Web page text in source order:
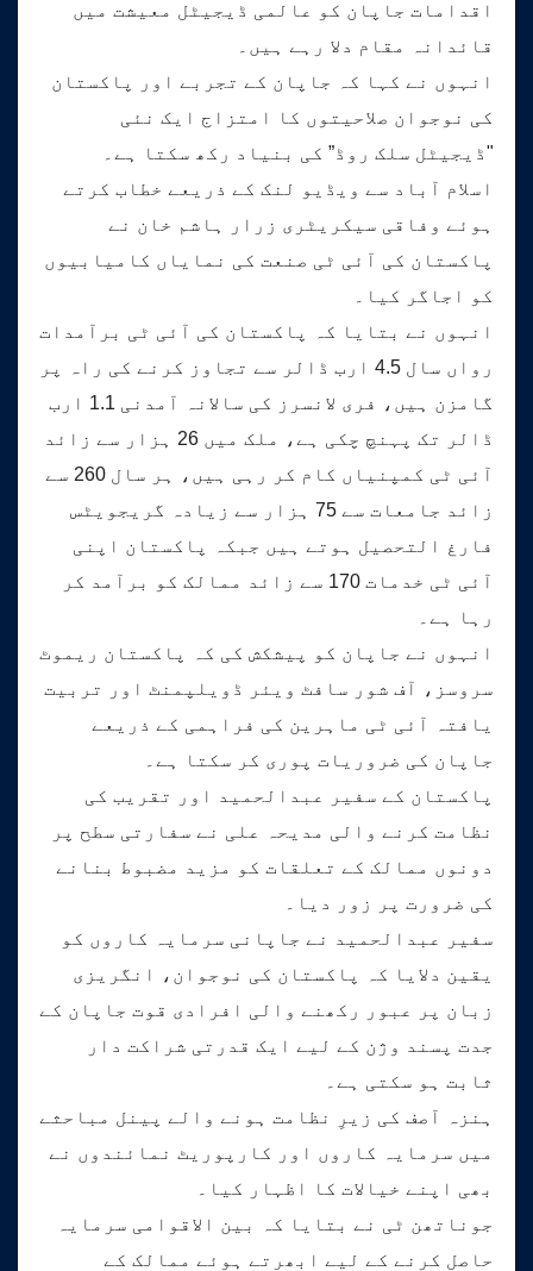
اقدامات جاپان کو عالمی ڈیجیٹل معیشت میں
قائدانہ مقام دلا رہے ہیں۔
انہوں نے کہا کہ جاپان کے تجربے اور پاکستان
کی نوجوان صلاحیتوں کا امتزاج ایک نئی
"ڈیجیٹل سلک روڈ” کی بنیاد رکھ سکتا ہے۔
اسلام آباد سے ویڈیو لنک کے ذریعے خطاب کرتے
ہوئے وفاقی سیکریٹری زرار ہاشم خان نے
پاکستان کی آئی ٹی صنعت کی نمایاں کامیابیوں
کو اجاگر کیا۔
انہوں نے بتایا کہ پاکستان کی آئی ٹی برآمدات
رواں سال 4.5 ارب ڈالر سے تجاوز کرنے کی راہ پر
گامزن ہیں، فری لانسرز کی سالانہ آمدنی 1.1 ارب
ڈالر تک پہنچ چکی ہے، ملک میں 26 ہزار سے زائد
آئی ٹی کمپنیاں کام کر رہی ہیں، ہر سال 260 سے
زائد جامعات سے 75 ہزار سے زیادہ گریجویٹس
فارغ التحصیل ہوتے ہیں جبکہ پاکستان اپنی
آئی ٹی خدمات 170 سے زائد ممالک کو برآمد کر
رہا ہے۔
انہوں نے جاپان کو پیشکش کی کہ پاکستان ریموٹ
سروسز، آف شور سافٹ ویئر ڈویلپمنٹ اور تربیت
یافتہ آئی ٹی ماہرین کی فراہمی کے ذریعے
جاپان کی ضروریات پوری کر سکتا ہے۔
پاکستان کے سفیر عبدالحمید اور تقریب کی
نظامت کرنے والی مدیحہ علی نے سفارتی سطح پر
دونوں ممالک کے تعلقات کو مزید مضبوط بنانے
کی ضرورت پر زور دیا۔
سفیر عبدالحمید نے جاپانی سرمایہ کاروں کو
یقین دلایا کہ پاکستان کی نوجوان، انگریزی
زبان پر عبور رکھنے والی افرادی قوت جاپان کے
جدت پسند وژن کے لیے ایک قدرتی شراکت دار
ثابت ہو سکتی ہے۔
ہنزہ آصف کی زیرِ نظامت ہونے والے پینل مباحثے
میں سرمایہ کاروں اور کارپوریٹ نمائندوں نے
بھی اپنے خیالات کا اظہار کیا۔
جوناتھن ٹی نے بتایا کہ بین الاقوامی سرمایہ
حاصل کرنے کے لیے ابھرتے ہوئے ممالک کے